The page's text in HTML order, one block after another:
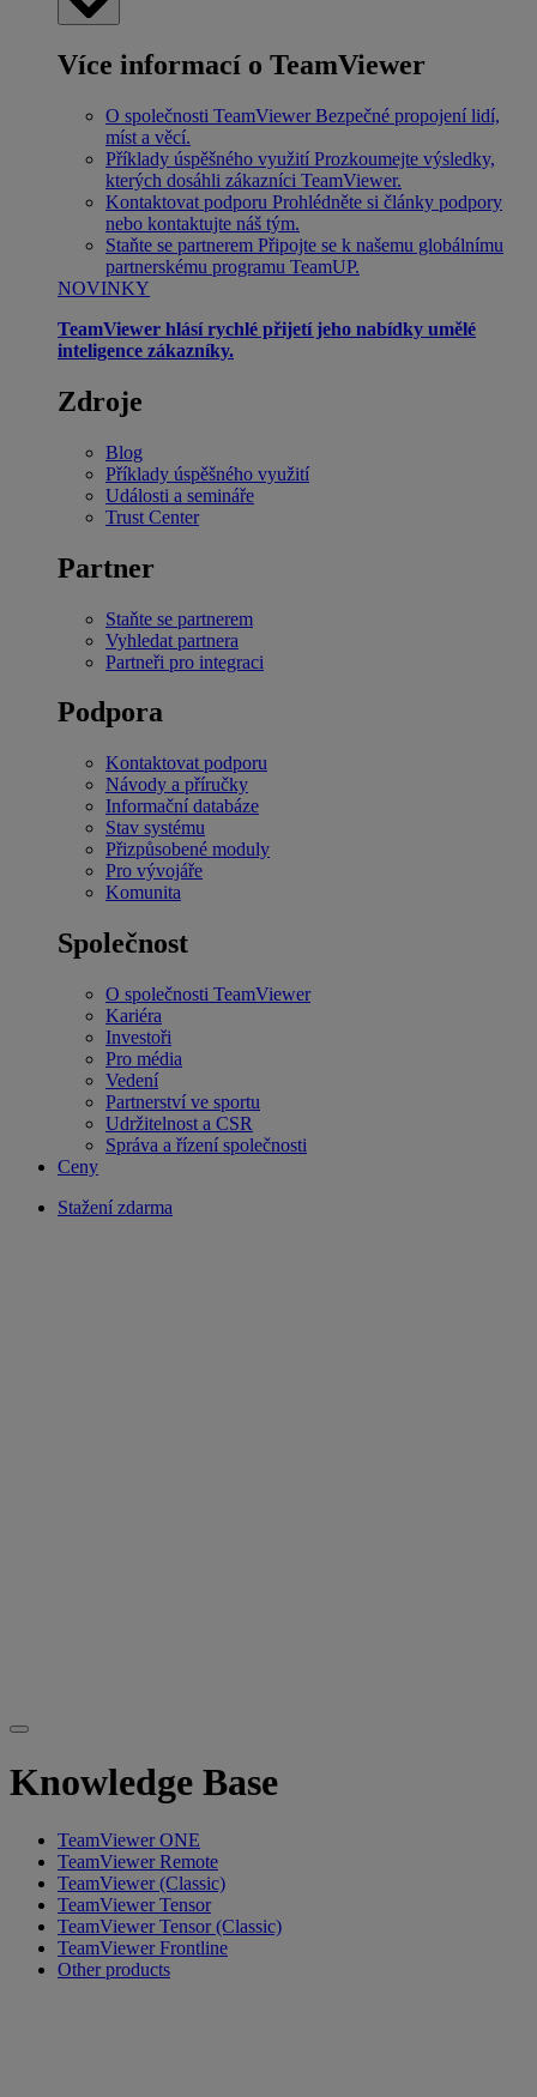
Více informací o TeamViewer
O společnosti TeamViewer Bezpečné propojení lidí,
míst a věcí.
Příklady úspěšného využití Prozkoumejte výsledky,
kterých dosáhli zákazníci TeamViewer.
Kontaktovat podporu Prohlédněte si články podpory
nebo kontaktujte náš tým.
Staňte se partnerem Připojte se k našemu globálnímu
partnerskému programu TeamUP.
NOVINKY
TeamViewer hlásí rychlé přijetí jeho nabídky umělé
inteligence zákazníky.
Zdroje
Blog
Příklady úspěšného využití
Události a semináře
Trust Center
Partner
Staňte se partnerem
Vyhledat partnera
Partneři pro integraci
Podpora
Kontaktovat podporu
Návody a příručky
Informační databáze
Stav systému
Přizpůsobené moduly
Pro vývojáře
Komunita
Společnost
O společnosti TeamViewer
Kariéra
Investoři
Pro média
Vedení
Partnerství ve sportu
Udržitelnost a CSR
Správa a řízení společnosti
Ceny
Stažení zdarma
Knowledge Base
TeamViewer ONE
TeamViewer Remote
TeamViewer (Classic)
TeamViewer Tensor
TeamViewer Tensor (Classic)
TeamViewer Frontline
Other products